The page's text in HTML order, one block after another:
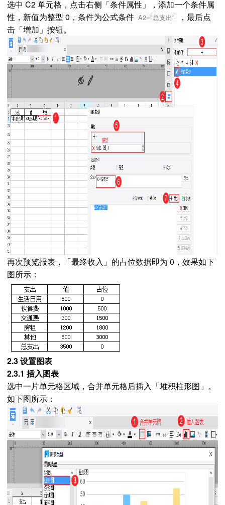
选中 C2 单元格，点击右侧「条件属性」，添加一个条件属
性，新值为整型 0，条件为公式条件 A2="总支出"
，最后点
击「增加」按钮。
再次预览报表，「最终收入」的占位数据即为 0，效果如下
图所示：
2.3 设置图表
2.3.1 插入图表
选中一片单元格区域，合并单元格后插入「堆积柱形图」。
如下图所示：